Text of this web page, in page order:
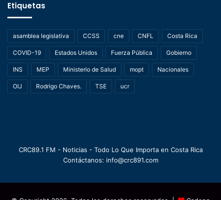
Etiquetas
asamblea legislativa CCSS cne CNFL Costa Rica
COVID-19 Estados Unidos Fuerza Pública Gobierno
INS MEP Ministerio de Salud mopt Nacionales
OIJ Rodrigo Chaves. TSE ucr
CRC89.1 FM - Noticias - Todo Lo Que Importa en Costa Rica
Contáctanos: info@crc891.com